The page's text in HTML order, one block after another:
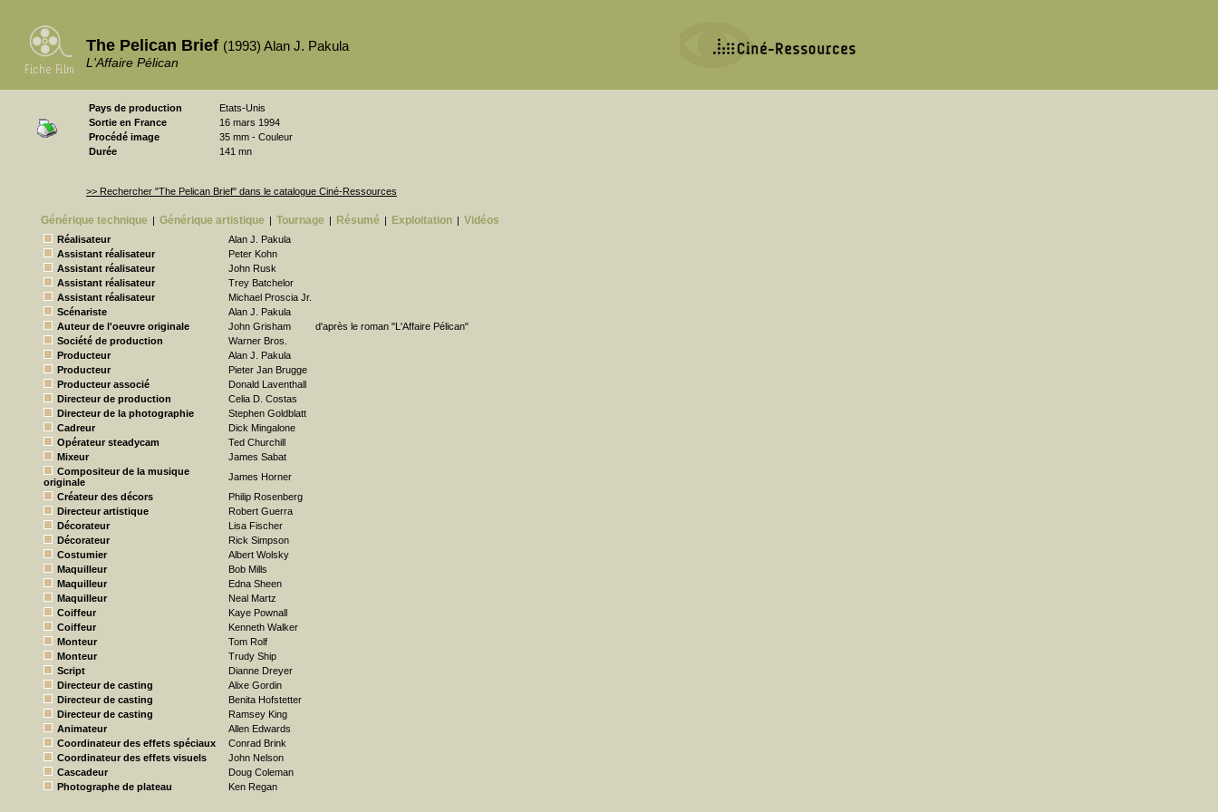
The Pelican Brief (1993) Alan J. Pakula
L'Affaire Pélican
Pays de production
Etats-Unis
Sortie en France
16 mars 1994
Procédé image
35 mm - Couleur
Durée
141 mn
>> Rechercher "The Pelican Brief" dans le catalogue Ciné-Ressources
Générique technique | Générique artistique | Tournage | Résumé | Exploitation | Vidéos
Réalisateur
Alan J. Pakula
Assistant réalisateur
Peter Kohn
Assistant réalisateur
John Rusk
Assistant réalisateur
Trey Batchelor
Assistant réalisateur
Michael Proscia Jr.
Scénariste
Alan J. Pakula
Auteur de l'oeuvre originale
John Grisham
d'après le roman "L'Affaire Pélican"
Société de production
Warner Bros.
Producteur
Alan J. Pakula
Producteur
Pieter Jan Brugge
Producteur associé
Donald Laventhall
Directeur de production
Celia D. Costas
Directeur de la photographie
Stephen Goldblatt
Cadreur
Dick Mingalone
Opérateur steadycam
Ted Churchill
Mixeur
James Sabat
Compositeur de la musique
originale
James Horner
Créateur des décors
Philip Rosenberg
Directeur artistique
Robert Guerra
Décorateur
Lisa Fischer
Décorateur
Rick Simpson
Costumier
Albert Wolsky
Maquilleur
Bob Mills
Maquilleur
Edna Sheen
Maquilleur
Neal Martz
Coiffeur
Kaye Pownall
Coiffeur
Kenneth Walker
Monteur
Tom Rolf
Monteur
Trudy Ship
Script
Dianne Dreyer
Directeur de casting
Alixe Gordin
Directeur de casting
Benita Hofstetter
Directeur de casting
Ramsey King
Animateur
Allen Edwards
Coordinateur des effets spéciaux
Conrad Brink
Coordinateur des effets visuels
John Nelson
Cascadeur
Doug Coleman
Photographe de plateau
Ken Regan